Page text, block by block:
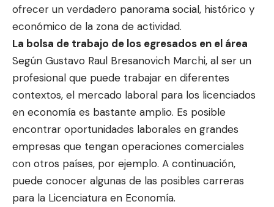
ofrecer un verdadero panorama social, histórico y
económico de la zona de actividad.
La bolsa de trabajo de los egresados ​​en el área
Según Gustavo Raul Bresanovich Marchi, al ser un
profesional que puede trabajar en diferentes
contextos, el mercado laboral para los licenciados
en economía es bastante amplio. Es posible
encontrar oportunidades laborales en grandes
empresas que tengan operaciones comerciales
con otros países, por ejemplo. A continuación,
puede conocer algunas de las posibles carreras
para la Licenciatura en Economía.